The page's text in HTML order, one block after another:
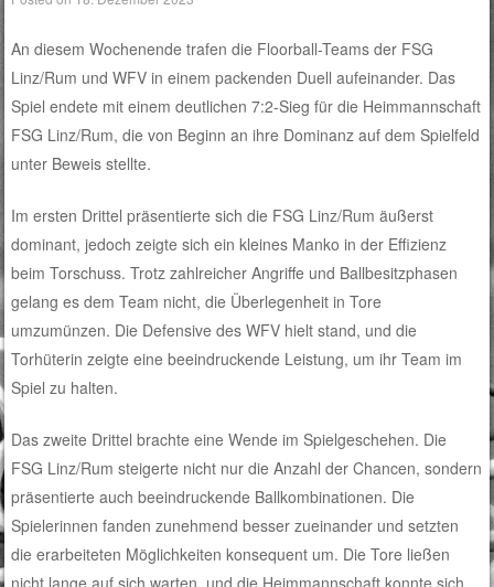
An diesem Wochenende trafen die Floorball-Teams der FSG
Linz/Rum und WFV in einem packenden Duell aufeinander. Das
Spiel endete mit einem deutlichen 7:2-Sieg für die Heimmannschaft
FSG Linz/Rum, die von Beginn an ihre Dominanz auf dem Spielfeld
unter Beweis stellte.
Im ersten Drittel präsentierte sich die FSG Linz/Rum äußerst
dominant, jedoch zeigte sich ein kleines Manko in der Effizienz
beim Torschuss. Trotz zahlreicher Angriffe und Ballbesitzphasen
gelang es dem Team nicht, die Überlegenheit in Tore
umzumünzen. Die Defensive des WFV hielt stand, und die
Torhüterin zeigte eine beeindruckende Leistung, um ihr Team im
Spiel zu halten.
Das zweite Drittel brachte eine Wende im Spielgeschehen. Die
FSG Linz/Rum steigerte nicht nur die Anzahl der Chancen, sondern
präsentierte auch beeindruckende Ballkombinationen. Die
Spielerinnen fanden zunehmend besser zueinander und setzten
die erarbeiteten Möglichkeiten konsequent um. Die Tore ließen
nicht lange auf sich warten, und die Heimmannschaft konnte sich